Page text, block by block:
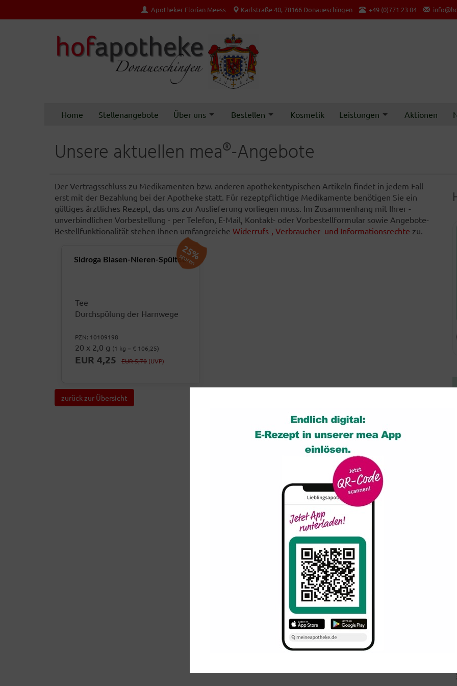
Apotheker Florian Meess Karlstraße 40, 78166 Donaueschingen +49 (0)771 23 04
Home Stellenangebote Über uns Bestellen Kosmetik Leistungen Aktionen
Unsere aktuellen mea®-Angebote
Der Vertragsschluss zu Medikamenten bzw. anderen apothekentypischen Artikeln findet in jedem Fall
erst mit der Bezahlung bei der Apotheke statt. Für rezeptpflichtige Medikamente benötigen Sie ein
gültiges ärztliches Rezept, das uns zur Auslieferung vorliegen muss. Im Zusammenhang mit Ihrer -
unverbindlichen Vorbestellung - per Telefon, E-Mail, Kontakt- oder Vorbestellformular sowie Angebote-
Bestellfunktionalität stehen Ihnen umfangreiche Widerrufs-, Verbraucher- und Informationsrechte zu.
Sidroga Blasen-Nieren-Spültee25%
sparen
Tee
Durchspülung der Harnwege
PZN: 10109198
20 x 2,0 g (1 kg = € 106,25)
EUR 4,25 EUR 5,70 (UVP)
zurück zur Übersicht